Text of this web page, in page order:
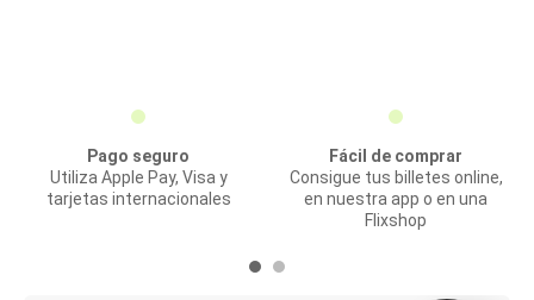
Pago seguro
Utiliza Apple Pay, Visa y
tarjetas internacionales
Fácil de comprar
Consigue tus billetes online,
en nuestra app o en una
Flixshop